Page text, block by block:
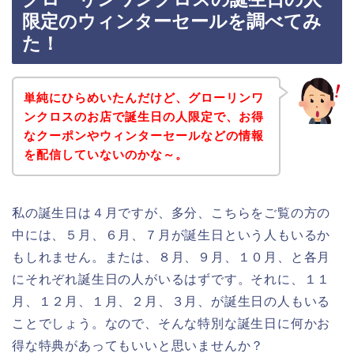
限定のウィンターセールを調べてみ
た！
単純にひらめいたんだけど、グローリンワ
ンクロスのお店で誕生日の人限定で、お得
なクーポンやウィンターセールなどの情報
を配信していないのかな～。
私の誕生日は４月ですが、多分、こちらをご覧の方の
中には、５月、６月、７月が誕生日という人もいるか
もしれません。または、８月、９月、１０月、と各月
にそれぞれ誕生日の人がいるはずです。それに、１１
月、１２月、１月、２月、３月、が誕生日の人もいる
ことでしょう。なので、そんな特別な誕生日に何かお
得な特典があってもいいと思いませんか？